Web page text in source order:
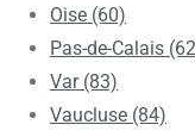
Oise (60)
Pas-de-Calais
Var (83)
Vaucluse (84)